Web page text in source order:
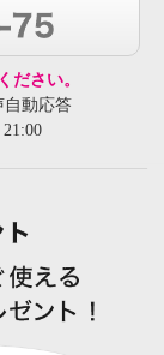
ださい。
自動応答